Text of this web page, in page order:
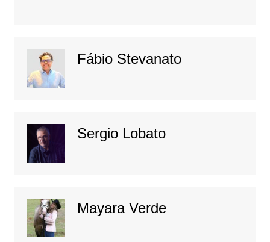
Fábio Stevanato
Sergio Lobato
Mayara Verde